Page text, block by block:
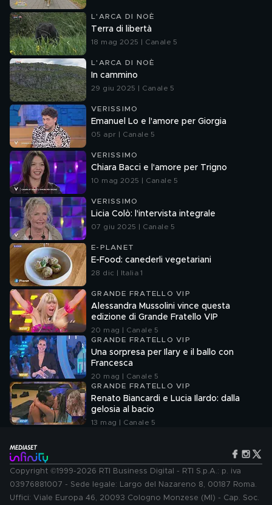
L'ARCA DI NOÈ
Terra di libertà
18 mag 2025 | Canale 5
L'ARCA DI NOÈ
In cammino
29 giu 2025 | Canale 5
VERISSIMO
Emanuel Lo e l'amore per Giorgia
05 apr | Canale 5
VERISSIMO
Chiara Bacci e l'amore per Trigno
10 mag 2025 | Canale 5
VERISSIMO
Licia Colò: l'intervista integrale
07 giu 2025 | Canale 5
E-PLANET
E-Food: canederli vegetariani
28 dic | Italia 1
GRANDE FRATELLO VIP
Alessandra Mussolini vince questa
edizione di Grande Fratello VIP
20 mag | Canale 5
GRANDE FRATELLO VIP
Una sorpresa per Ilary e il ballo con
Francesca
20 mag | Canale 5
GRANDE FRATELLO VIP
Renato Biancardi e Lucia Ilardo: dalla
gelosia al bacio
13 mag | Canale 5
Copyright ©1999-2026 RTI Business Digital - RTI S.p.A.: p. iva
03976881007 - Sede legale: Largo del Nazareno 8, 00187 Roma.
Uffici: Viale Europa 46, 20093 Cologno Monzese (MI) - Cap. Soc.